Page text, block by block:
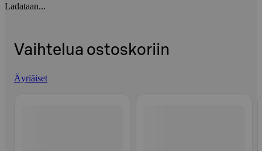
Ladataan...
Vaihtelua ostoskoriin
Äyriäiset